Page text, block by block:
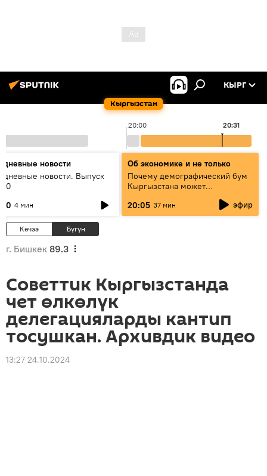
Кыргызстан
КЫРГ
20:00 20:31
новости
новости. Выпуск
4 мин
Об экономике и не только
Почему демографический бум
Кыргызстана может
превратиться в проблему и как
этого избежать
20:05 37 мин эфир
Кечээ Бүгүн
г. Бишкек 89.3
Советтик Кыргызстанда
чет өлкөлүк
делегацияларды кантип
тосушкан. Архивдик видео
13:27 24.10.2024